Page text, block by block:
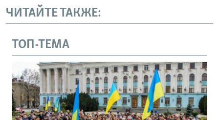
ЧИТАЙТЕ ТАКЖЕ:
ТОП-ТЕМА